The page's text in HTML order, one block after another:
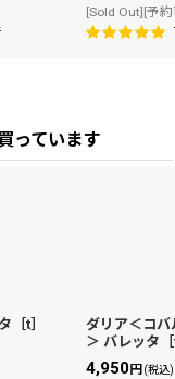
[Sold Out][予
っています
［t］
ダリア＜コバ
＞ バレッタ
4,950円(税込)